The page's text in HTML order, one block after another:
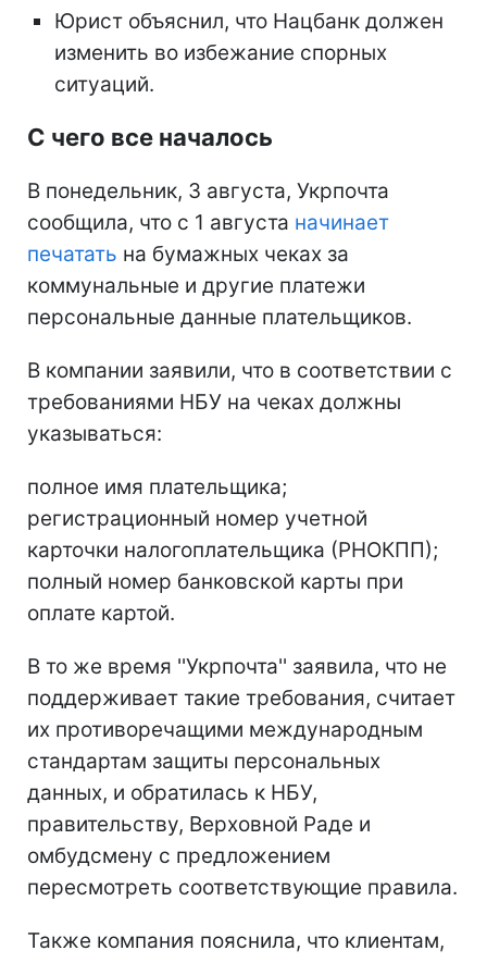
Юрист объяснил, что Нацбанк должен
изменить во избежание спорных
ситуаций.
С чего все началось
В понедельник, 3 августа, Укрпочта
сообщила, что с 1 августа начинает
печатать на бумажных чеках за
коммунальные и другие платежи
персональные данные плательщиков.
В компании заявили, что в соответствии с
требованиями НБУ на чеках должны
указываться:
полное имя плательщика;
регистрационный номер учетной
карточки налогоплательщика (РНОКПП);
полный номер банковской карты при
оплате картой.
В то же время ''Укрпочта'' заявила, что не
поддерживает такие требования, считает
их противоречащими международным
стандартам защиты персональных
данных, и обратилась к НБУ,
правительству, Верховной Раде и
омбудсмену с предложением
пересмотреть соответствующие правила.
Также компания пояснила, что клиентам,